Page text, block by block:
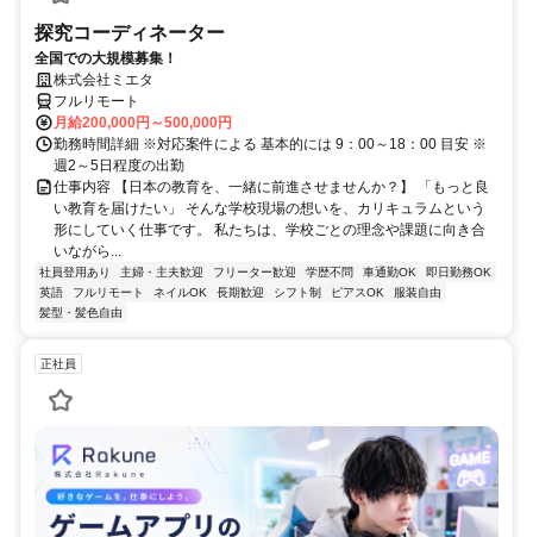
探究コーディネーター
全国での大規模募集！
株式会社ミエタ
フルリモート
月給200,000円～500,000円
勤務時間詳細 ※対応案件による 基本的には 9：00～18：00 目安 ※
週2～5日程度の出勤
仕事内容 【日本の教育を、一緒に前進させませんか？】 「もっと良
い教育を届けたい」 そんな学校現場の想いを、カリキュラムという
形にしていく仕事です。 私たちは、学校ごとの理念や課題に向き合
いながら...
社員登用あり 主婦・主夫歓迎 フリーター歓迎 学歴不問 車通勤OK
即日勤務OK
英語
フルリモート ネイルOK 長期歓迎 シフト制 ピアスOK
服装自由
髪型・髪色自由
正社員